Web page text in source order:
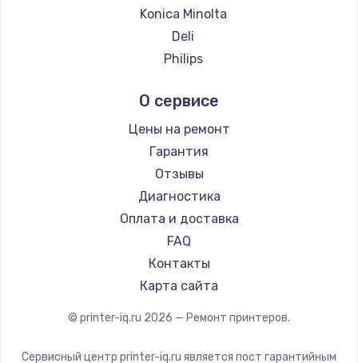
Konica Minolta
Deli
Philips
Kodak
Lexmark
Sharp
TSC
Godex
О сервисе
Цены на ремонт
Гарантия
Отзывы
Диагностика
Оплата и доставка
FAQ
Контакты
Карта сайта
© printer-iq.ru 2026 — Ремонт принтеров.
Сервисный центр printer-iq.ru является пост гарантийным